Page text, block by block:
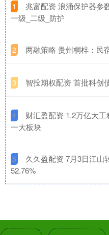
1
兆富配资 浪涌保护器参
一级_二级_防护
2 两融策略 贵州桐梓：民
3 智投期权配资 首批科创
4
财汇盈配资 1.2万亿大
一大板块
5
久久盈配资 7月3日江山
52.76%